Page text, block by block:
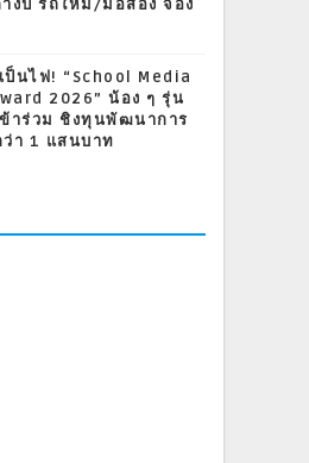
งปี รถใหม่/มือสอง จอง
ป็นไฟ! “School Media
2026” น้อง ๆ รุ่น
าร่วม ชิงทุนพัฒนาการ
า 1 แสนบาท